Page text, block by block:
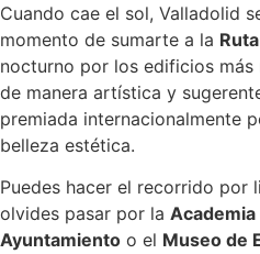
Cuando cae el sol, Valladolid
momento de sumarte a la
nocturno por los edificios
de manera artística y
premiada internacionalmente
belleza estética.
Puedes hacer el recorrido por
olvides pasar por la Academia
Ayuntamiento o el Museo de